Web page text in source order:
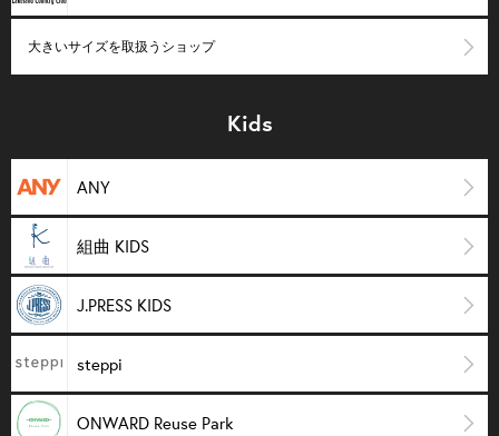
大きいサイズを取扱うショップ
Kids
ANY
組曲 KIDS
J.PRESS KIDS
steppi
ONWARD Reuse Park